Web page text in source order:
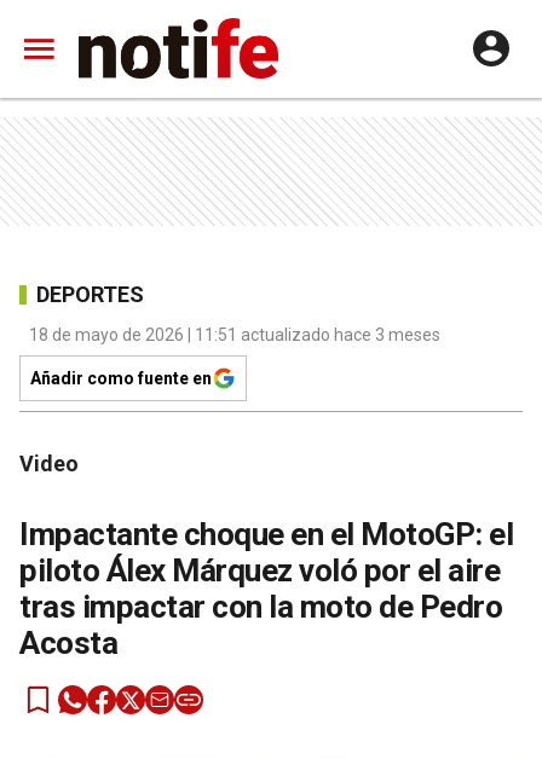
DEPORTES
18 de mayo de 2026 | 11:51 actualizado hace 3 meses
Añadir como fuente en
Video
Impactante choque en el MotoGP: el
piloto Álex Márquez voló por el aire
tras impactar con la moto de Pedro
Acosta